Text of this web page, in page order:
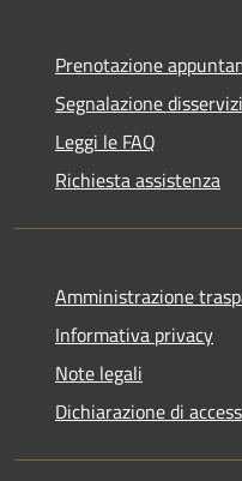
Prenotazione
Segnalazione
Leggi le FAQ
Richiesta assistenza
Amministrazione
Informativa privacy
Note legali
Dichiarazione di